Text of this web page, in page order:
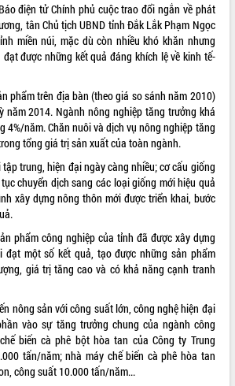
điện tử Chính phủ cuộc trao đổi ngắn về phát
tân Chủ tịch UBND tỉnh Đắk Lắk Phạm Ngọc
miền núi, mặc dù còn nhiều khó khăn nhưng
được những kết quả đáng khích lệ về kinh tế-
phẩm trên địa bàn (theo giá so sánh năm 2010)
năm 2014. Ngành nông nghiệp tăng trưởng khá
4%/năm. Chăn nuôi và dịch vụ nông nghiệp tăng
tổng giá trị sản xuất của toàn ngành.
trung, hiện đại ngày càng nhiều; cơ cấu giống
chuyển dịch sang các loại giống mới hiệu quả
xây dựng nông thôn mới được triển khai, bước
phẩm công nghiệp của tỉnh đã được xây dựng
đạt một số kết quả, tạo được những sản phẩm
giá trị tăng cao và có khả năng cạnh tranh
nông sản với công suất lớn, công nghệ hiện đại
vào sự tăng trưởng chung của ngành công
biến cà phê bột hòa tan của Công ty Trung
tấn/năm; nhà máy chế biến cà phê hòa tan
công suất 10.000 tấn/năm...